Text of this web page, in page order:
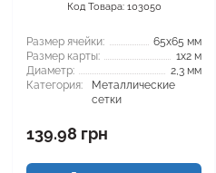
Код Товара: 103050
Размер ячейки:
65x65 мм
Размер карты:
1x2 м
Диаметр:
2,3 мм
Категория:
Металлические
сетки
139.98 грн